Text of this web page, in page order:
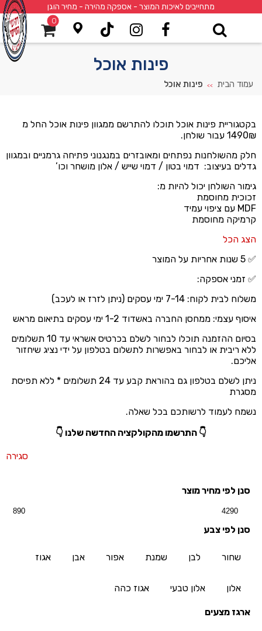
מתחייבים לאיכות המוצר - אספקה מהירה - מחיר הוגן
0
פינות אוכל
עמוד הבית >> פינות אוכל
בקטגוריית פינות אוכל תוכלו להתרשם ממגוון פינות אוכל החל מ
1490₪ עבור שולחן.
חלק מהשולחנות נפתחים ומאובזרים במנגנוני פתיחה גרמניים ובמגוון
גדלים בעיצוב: דמוי בטון / דמוי שייש / אלון מושחר וכו’
גימור השולחן יכול להיות מ:
זכוכית מחוסמת
MDF עם ציפוי עמיד
קרמיקה מחוסמת
הצג הכל
✅ 5 שנות אחריות על המוצר
✅ זמני אספקה:
משלוח לבית לקוח: 7-14 ימי עסקים (ניתן לזרז או לעכב)
איסוף עצמי: ממחסן החברה באשדוד 1-2 ימי עסקים בתיאום מראש
בסיום ההזמנה תוכלו לבחור לשלם בכרטיס אשראי עד 10 תשלומים
ללא ריבית או לבחור באפשרות לתשלום בטלפון על ידי נציג שיחזור
אליכם.
ניתן לשלם בטלפון גם בהוראת קבע עד 24 תשלומים * ללא תפיסת
מסגרת
נשמח לעמוד לרשותכם בכל שאלה.
👇 התרשמו מהקולקציה החדשה שלנו 👇
סגירה
סנן לפי מחיר מוצר
סנן לפי צבע
שחור לבן שמנת אפור אבן אגוז
אלון אלון טבעי אגוז כהה
ארגז מצעים